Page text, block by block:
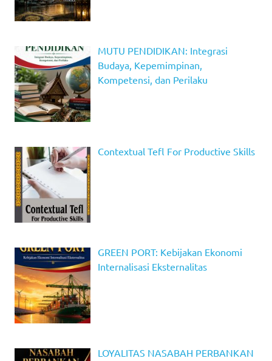
MUTU PENDIDIKAN: Integrasi
Budaya, Kepemimpinan,
Kompetensi, dan Perilaku
Contextual Tefl For Productive Skills
GREEN PORT: Kebijakan Ekonomi
Internalisasi Eksternalitas
LOYALITAS NASABAH PERBANKAN